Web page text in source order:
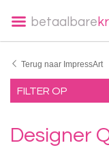
betaalbare
Terug naar ImpressArt
FILTER OP
Designer